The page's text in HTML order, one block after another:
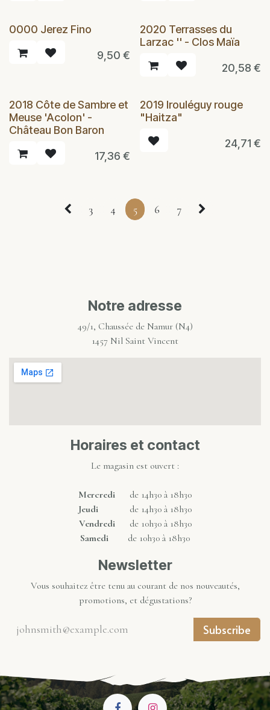
0000 Jerez Fino
9,50 €
2020 Terrasses du
Larzac '' - Clos Maïa
20,58 €
2018 Côte de Sambre et
Meuse 'Acolon' -
Château Bon Baron
17,36 €
2019 Irouléguy rouge
"Haitza"
24,71 €
3 4 5 6 7
Notre adresse
49/1, Chaussée de Namur (N4)
1457 Nil Saint Vincent
Horaires et contact
Le magasin est ouvert :
Mercredi de 14h30 à 18h30
Jeudi de 14h30 à 18h30
Vendredide 10h30 à 18h30
Samedi de 10h30 à 18h30
Newsletter
Vous souhaitez être tenu au courant de nos nouveautés,
promotions, et dégustations?
Subscribe